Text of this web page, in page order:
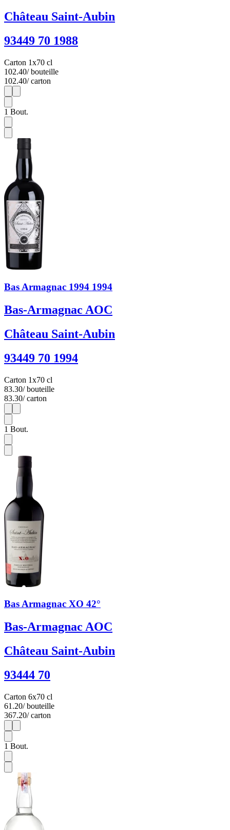
Château Saint-Aubin
93449 70 1988
Carton 1x70 cl
102.40/ bouteille
102.40/ carton
1
1 Bout.
Bas Armagnac 1994 1994
Bas-Armagnac AOC
Château Saint-Aubin
93449 70 1994
Carton 1x70 cl
83.30/ bouteille
83.30/ carton
1
1 Bout.
Bas Armagnac XO 42°
Bas-Armagnac AOC
Château Saint-Aubin
93444 70
Carton 6x70 cl
61.20/ bouteille
367.20/ carton
1
1 Bout.